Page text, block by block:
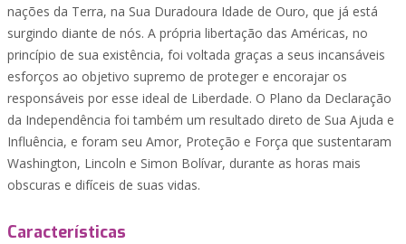
nações da Terra, na Sua Duradoura Idade de Ouro, que já está
surgindo diante de nós. A própria libertação das Américas, no
princípio de sua existência, foi voltada graças a seus incansáveis
esforços ao objetivo supremo de proteger e encorajar os
responsáveis por esse ideal de Liberdade. O Plano da Declaração
da Independência foi também um resultado direto de Sua Ajuda e
Influência, e foram seu Amor, Proteção e Força que sustentaram
Washington, Lincoln e Simon Bolívar, durante as horas mais
obscuras e difíceis de suas vidas.
Características